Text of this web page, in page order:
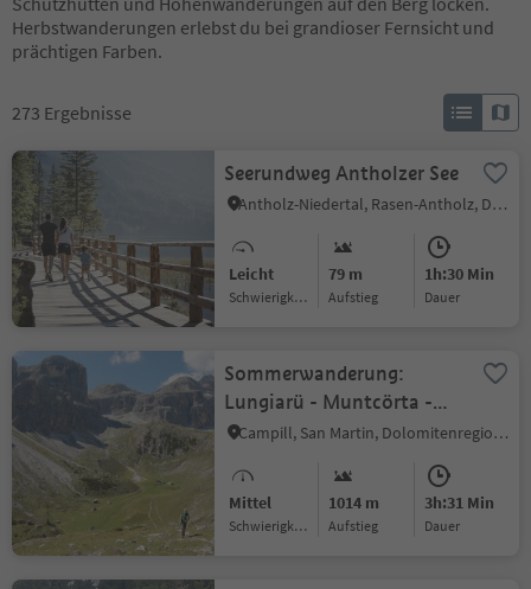
Herbstwanderungen erlebst du bei grandioser Fernsicht und
prächtigen Farben.
273 Ergebnisse
Seerundweg Antholzer See
Antholz-Niedertal, Rasen-Antholz, Dolomitenregion Kronplatz
Leicht
Schwierigkeitsgrad
79 m
Aufstieg
1h:30 Min
Dauer
Sommerwanderung:
Lungiarü - Muntcörta -
Antersasc
Campill, San Martin, Dolomitenregion Kronplatz
Mittel
Schwierigkeitsgrad
1014 m
Aufstieg
3h:31 Min
Dauer